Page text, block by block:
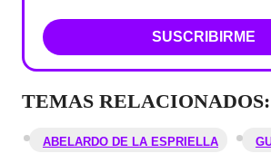
SUSCRIBIRME
TEMAS RELACIONADOS:
ABELARDO DE LA ESPRIELLA